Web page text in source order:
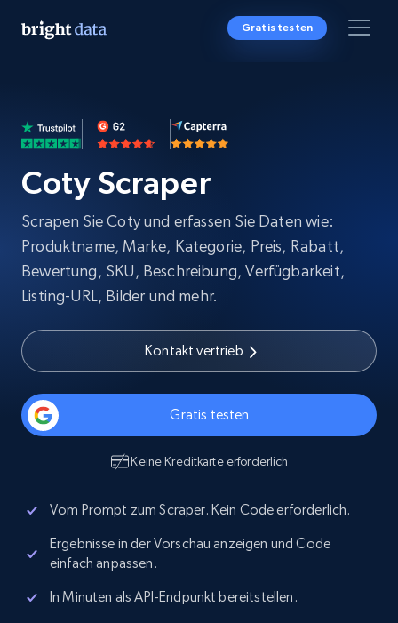
Gratis testen
Coty Scraper
Scrapen Sie Coty und erfassen Sie Daten wie:
Produktname, Marke, Kategorie, Preis, Rabatt,
Bewertung, SKU, Beschreibung, Verfügbarkeit,
Listing-URL, Bilder und mehr.
Kontakt vertrieb
Gratis testen
Keine Kreditkarte erforderlich
Vom Prompt zum Scraper. Kein Code erforderlich.
Ergebnisse in der Vorschau anzeigen und Code
einfach anpassen.
In Minuten als API-Endpunkt bereitstellen.